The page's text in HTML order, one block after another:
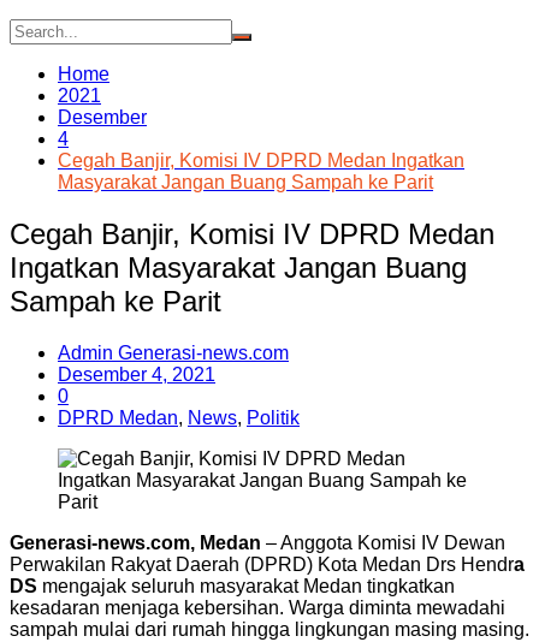
Home
2021
Desember
4
Cegah Banjir, Komisi IV DPRD Medan Ingatkan
Masyarakat Jangan Buang Sampah ke Parit
Cegah Banjir, Komisi IV DPRD Medan
Ingatkan Masyarakat Jangan Buang
Sampah ke Parit
Admin Generasi-news.com
Desember 4, 2021
0
DPRD Medan, News, Politik
Generasi-news.com, Medan – Anggota Komisi IV Dewan
Perwakilan Rakyat Daerah (DPRD) Kota Medan Drs Hendra
DS mengajak seluruh masyarakat Medan tingkatkan
kesadaran menjaga kebersihan. Warga diminta mewadahi
sampah mulai dari rumah hingga lingkungan masing masing.